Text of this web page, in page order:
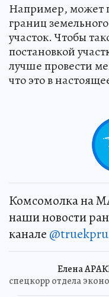
Например, может
границ
участок. Чтобы
постановкой
лучше провести
что это в
Комсомолка на
наши новости
канале @truekpru
Елена
спецкорр отдела